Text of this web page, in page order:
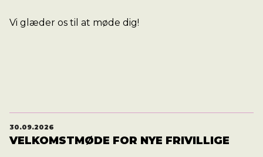
Vi glæder os til at møde dig!
30.09.2026
VELKOMSTMØDE FOR NYE FRIVILLIGE